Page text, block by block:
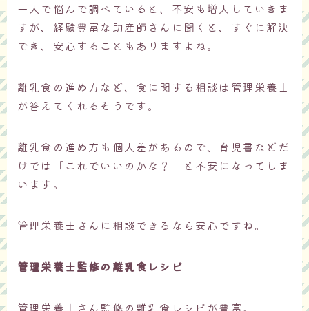
一人で悩んで調べていると、不安も増大していきま
すが、経験豊富な助産師さんに聞くと、すぐに解決
でき、安心することもありますよね。
離乳食の進め方など、食に関する相談は管理栄養士
が答えてくれるそうです。
離乳食の進め方も個人差があるので、育児書などだ
けでは「これでいいのかな？」と不安になってしま
います。
管理栄養士さんに相談できるなら安心ですね。
管理栄養士監修の離乳食レシピ
管理栄養士さん監修の離乳食レシピが豊富。